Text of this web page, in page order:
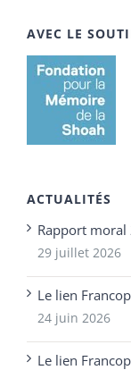
AVEC LE
ACTUALITÉS
Rapport moral
29 juillet 2026
Le lien
24 juin 2026
Le lien